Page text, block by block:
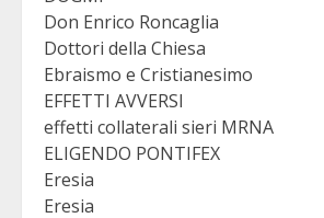
Don Enrico Roncaglia
Dottori della Chiesa
Ebraismo e Cristianesimo
EFFETTI AVVERSI
effetti collaterali sieri MRNA
ELIGENDO PONTIFEX
Eresia
Eresia